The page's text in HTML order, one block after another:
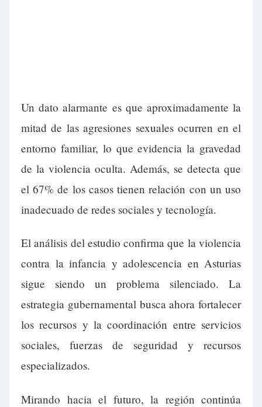
Un dato alarmante es que aproximadamente la
mitad de las agresiones sexuales ocurren en el
entorno familiar, lo que evidencia la gravedad
de la violencia oculta. Además, se detecta que
el 67% de los casos tienen relación con un uso
inadecuado de redes sociales y tecnología.
El análisis del estudio confirma que la violencia
contra la infancia y adolescencia en Asturias
sigue siendo un problema silenciado. La
estrategia gubernamental busca ahora fortalecer
los recursos y la coordinación entre servicios
sociales, fuerzas de seguridad y recursos
especializados.
Mirando hacia el futuro, la región continúa